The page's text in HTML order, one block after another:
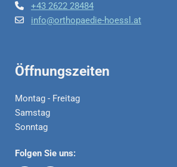
 +43 2622 28484
 info@orthopaedie-hoessl.at
Öffnungszeiten
Montag - Freitag
Samstag
Sonntag
Folgen Sie uns: